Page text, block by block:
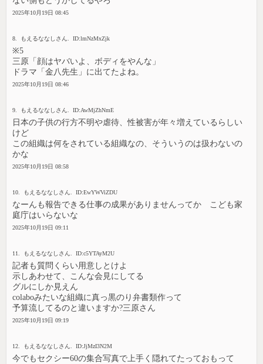
2025年10月19日 08:45
8. もえるななしさん. ID:lmNzMxZjk
※5
三原「顔はヤバいよ、ボディをやんな」
ドラマ「金八先生」に出てたよね。
2025年10月19日 08:46
9. もえるななしさん. ID:AwMjZhNmE
日本の子供の行方不明や虐待、性被害が年々増えているらしい
けど
この組織は何をされている組織なの、そういうのは扱わないの
かな
2025年10月19日 08:58
10. もえるななしさん. ID:EwYWViZDU
なーんも報告できる仕事の成果がありませんってか こども家
庭庁はいらないな
2025年10月19日 09:11
11. もえるななしさん. ID:c5YTAyM2U
記者も質問くらい用意しとけよ
示しあわせて、こんな会見にしてる
グルにしか見えん
colaboみたいな組織に真っ黒のり弁書類作って
予算流してるのと違いますか?三原さん
2025年10月19日 09:19
12. もえるななしさん. ID:JjMzI3N2M
今でもセクシー60の集合写真で上手く隠れてたっておもって